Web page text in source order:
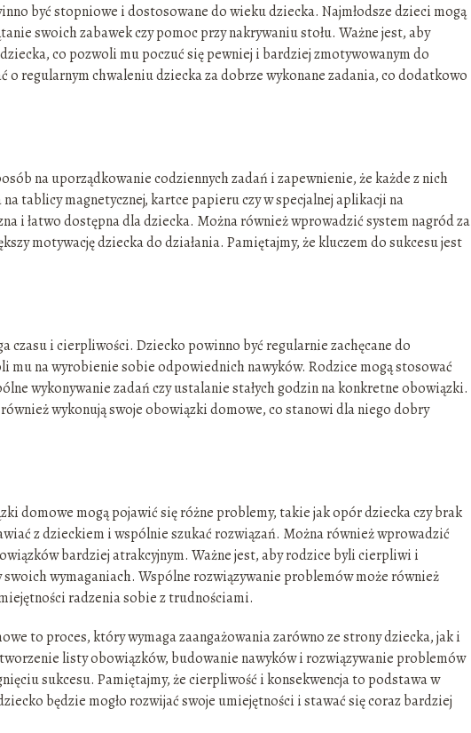
być stopniowe i dostosowane do wieku dziecka. Najmłodsze dzieci mogą
swoich zabawek czy pomoc przy nakrywaniu stołu. Ważne jest, aby
co pozwoli mu poczuć się pewniej i bardziej zmotywowanym do
regularnym chwaleniu dziecka za dobrze wykonane zadania, co dodatkowo
na uporządkowanie codziennych zadań i zapewnienie, że każde z nich
tablicy magnetycznej, kartce papieru czy w specjalnej aplikacji na
i łatwo dostępna dla dziecka. Można również wprowadzić system nagród za
motywację dziecka do działania. Pamiętajmy, że kluczem do sukcesu jest
czasu i cierpliwości. Dziecko powinno być regularnie zachęcane do
mu na wyrobienie sobie odpowiednich nawyków. Rodzice mogą stosować
wykonywanie zadań czy ustalanie stałych godzin na konkretne obowiązki.
wykonują swoje obowiązki domowe, co stanowi dla niego dobry
domowe mogą pojawić się różne problemy, takie jak opór dziecka czy brak
z dzieckiem i wspólnie szukać rozwiązań. Można również wprowadzić
bardziej atrakcyjnym. Ważne jest, aby rodzice byli cierpliwi i
wymaganiach. Wspólne rozwiązywanie problemów może również
radzenia sobie z trudnościami.
to proces, który wymaga zaangażowania zarówno ze strony dziecka, jak i
listy obowiązków, budowanie nawyków i rozwiązywanie problemów
sukcesu. Pamiętajmy, że cierpliwość i konsekwencja to podstawa w
będzie mogło rozwijać swoje umiejętności i stawać się coraz bardziej